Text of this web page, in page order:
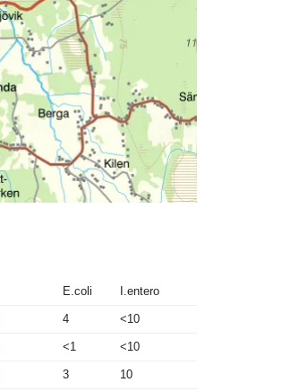
E.coli I.entero
4 <10
<1 <10
3 10